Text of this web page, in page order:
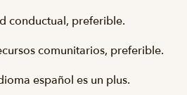
conductual, preferible.
comunitarios, preferible.
español es un plus.